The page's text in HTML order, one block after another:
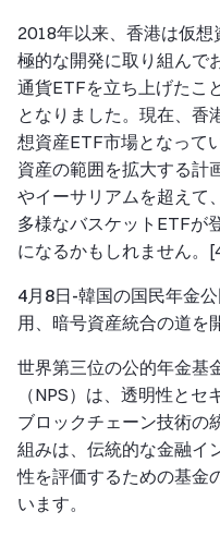
2018年以来、香港は仮
極的な開発に取り組んで
通貨ETFを立ち上げたこ
となりました。現在、香
想資産ETF市場となって
資産の範囲を拡大する計
やイーサリアムを超えて
多様なバスケットETFが
になるかもしれません。
4月8日-韓国の国民年金
用、暗号資産統合の道を
世界第三位の公的年金基
（NPS）は、透明性とセ
ブロックチェーン技術の
組みは、伝統的な金融イ
性を評価するための基金
います。